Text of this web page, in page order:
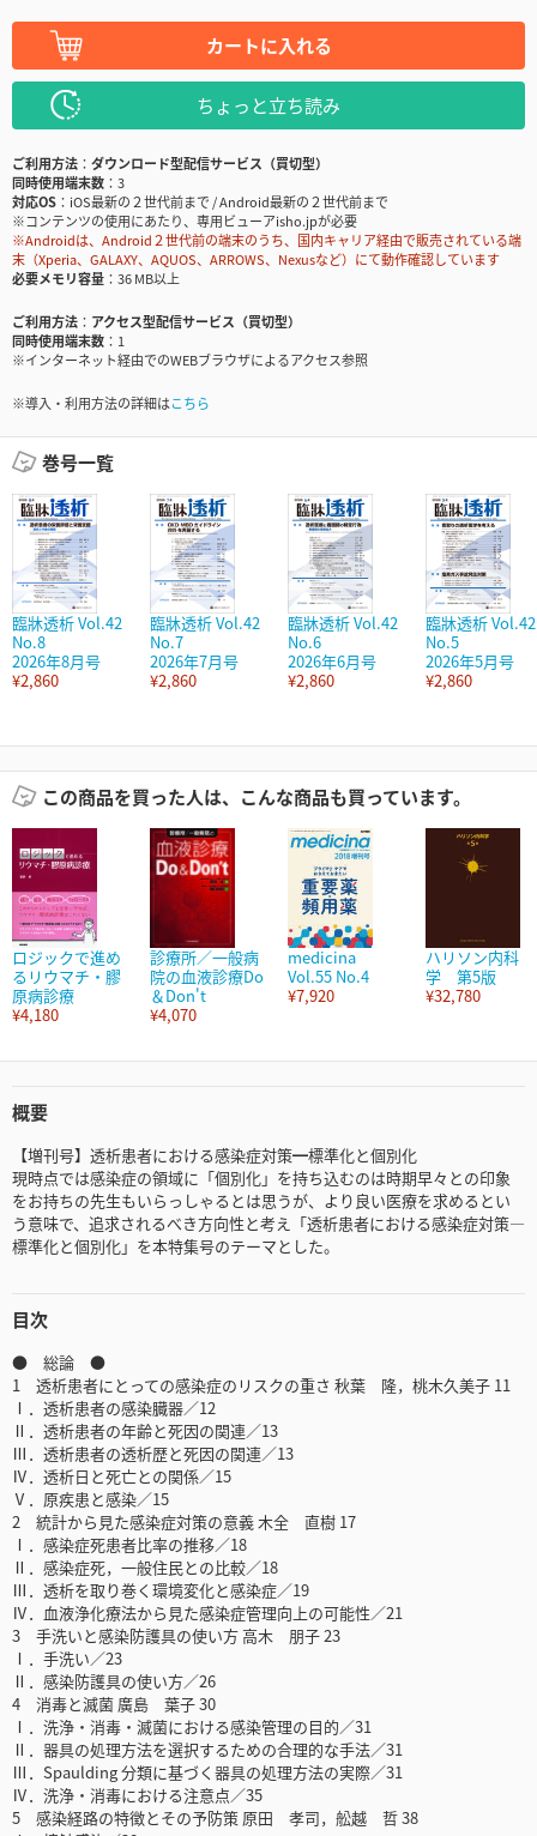
カートに入れる
ちょっと立ち読み
ご利用方法
ダウンロード型配信サービス（買切型）
同時使用端末数
3
対応OS
iOS最新の２世代前まで / Android最新の２世代前まで
※コンテンツの使用にあたり、専用ビューアisho.jpが必要
※Androidは、Android２世代前の端末のうち、国内キャリア経由で販売されている端
末（Xperia、GALAXY、AQUOS、ARROWS、Nexusなど）にて動作確認しています
必要メモリ容量
36 MB以上
ご利用方法
アクセス型配信サービス（買切型）
同時使用端末数
1
※インターネット経由でのWEBブラウザによるアクセス参照
※導入・利用方法の詳細はこちら
巻号一覧
臨牀透析 Vol.42
No.8
2026年8月号
¥2,860
臨牀透析 Vol.42
No.7
2026年7月号
¥2,860
臨牀透析 Vol.42
No.6
2026年6月号
¥2,860
臨牀透析 Vol.42
No.5
2026年5月号
¥2,860
この商品を買った人は、こんな商品も買っています。
ロジックで進め
るリウマチ・膠
原病診療
¥4,180
診療所／一般病
院の血液診療Do
＆Don't
¥4,070
medicina
Vol.55 No.4
¥7,920
ハリソン内科
学 第5版
¥32,780
概要
【増刊号】透析患者における感染症対策━標準化と個別化
現時点では感染症の領域に「個別化」を持ち込むのは時期早々との印象
をお持ちの先生もいらっしゃるとは思うが、より良い医療を求めるとい
う意味で、追求されるべき方向性と考え「透析患者における感染症対策―
標準化と個別化」を本特集号のテーマとした。
目次
● 総論 ●
1 透析患者にとっての感染症のリスクの重さ 秋葉 隆，桃木久美子 11
Ⅰ．透析患者の感染臓器／12
Ⅱ．透析患者の年齢と死因の関連／13
Ⅲ．透析患者の透析歴と死因の関連／13
Ⅳ．透析日と死亡との関係／15
Ⅴ．原疾患と感染／15
2 統計から見た感染症対策の意義 木全 直樹 17
Ⅰ．感染症死患者比率の推移／18
Ⅱ．感染症死，一般住民との比較／18
Ⅲ．透析を取り巻く環境変化と感染症／19
Ⅳ．血液浄化療法から見た感染症管理向上の可能性／21
3 手洗いと感染防護具の使い方 高木 朋子 23
Ⅰ．手洗い／23
Ⅱ．感染防護具の使い方／26
4 消毒と滅菌 廣島 葉子 30
Ⅰ．洗浄・消毒・滅菌における感染管理の目的／31
Ⅱ．器具の処理方法を選択するための合理的な手法／31
Ⅲ．Spaulding 分類に基づく器具の処理方法の実際／31
Ⅳ．洗浄・消毒における注意点／35
5 感染経路の特徴とその予防策 原田 孝司，舩越 哲 38